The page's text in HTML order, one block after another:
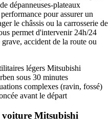
dépanneuses-plateaux
pour assurer un
le châssis ou la carrosserie de
permet d'intervenir 24h/24
accident de la route ou
légers Mitsubishi
sous 30 minutes
complexes (ravin, fossé)
avant le départ
voiture Mitsubishi